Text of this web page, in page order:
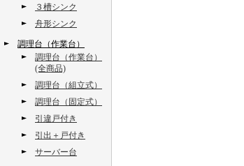
３槽シンク
舟形シンク
調理台（作業台）
調理台（作業台）
(全商品)
調理台（組立式）
調理台（固定式）
引違戸付き
引出＋戸付き
サーバー台